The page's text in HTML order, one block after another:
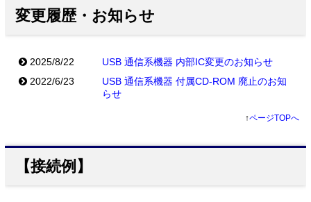
変更履歴・お知らせ
2025/8/22
USB 通信系機器 内部IC変更のお知らせ
2022/6/23
USB 通信系機器 付属CD-ROM 廃止のお知
らせ
↑ページTOPへ
【接続例】